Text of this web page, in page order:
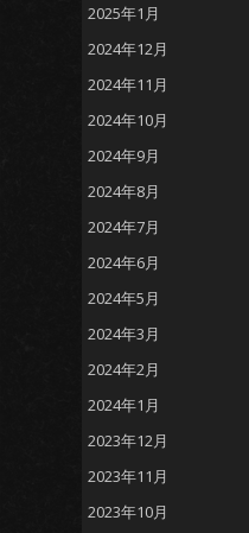
2025年1月
2024年12月
2024年11月
2024年10月
2024年9月
2024年8月
2024年7月
2024年6月
2024年5月
2024年3月
2024年2月
2024年1月
2023年12月
2023年11月
2023年10月